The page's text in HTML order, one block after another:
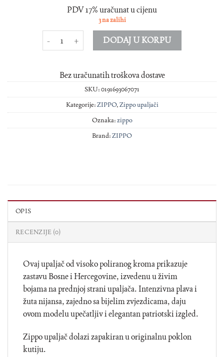
PDV 17% uračunat u cijenu
3 na zalihi
ZIPPO UPALJAC 250 BIH ZASTAVA količina
DODAJ U KORPU
Bez uračunatih troškova dostave
SKU:0191693067071
Kategorije:ZIPPO,Zippo upaljači
Oznaka:zippo
Brand:ZIPPO
OPIS
RECENZIJE (0)
Ovaj upaljač od visoko poliranog kroma prikazuje
zastavu Bosne i Hercegovine, izvedenu u živim
bojama na prednjoj strani upaljača. Intenzivna plava i
žuta nijansa, zajedno sa bijelim zvjezdicama, daju
ovom modelu upečatljiv i elegantan patriotski izgled.
Zippo upaljač dolazi zapakiran u originalnu poklon
kutiju.